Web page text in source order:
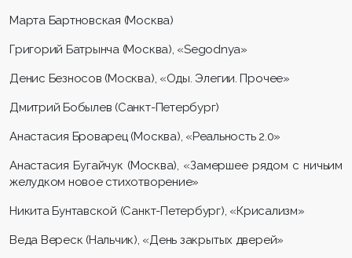
Марта Бартновская (Москва)
Григорий Батрынча (Москва), «Segodnya»
Денис Безносов (Москва), «Оды. Элегии. Прочее»
Дмитрий Бобылев (Санкт-Петербург)
Анастасия Броварец (Москва), «Реальность 2.0»
Анастасия Бугайчук (Москва), «Замершее рядом с ничьим
желудком новое стихотворение»
Никита Бунтавской (Санкт-Петербург), «Крисализм»
Веда Вереск (Нальчик), «День закрытых дверей»